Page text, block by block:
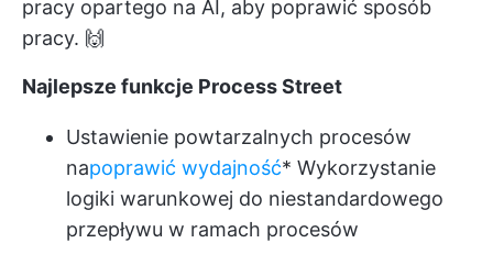
pracy opartego na AI, aby poprawić sposób
pracy. 🙌
Najlepsze funkcje Process Street
Ustawienie powtarzalnych procesów
napoprawić wydajność* Wykorzystanie
logiki warunkowej do niestandardowego
przepływu w ramach procesów